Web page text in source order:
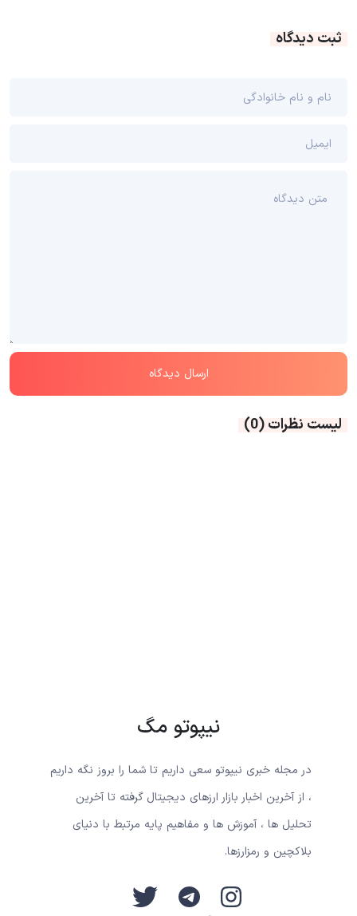
ثبت دیدگاه
لیست نظرات(0)
نیپوتو مگ
در مجله خبری نیپوتو سعی داریم تا شما را بروز نگه داریم
، از آخرین اخبار بازار ارزهای دیجیتال گرفته تا آخرین
تحلیل ها ، آموزش ها و مفاهیم پایه مرتبط با دنیای
بلاکچین و رمزارزها.